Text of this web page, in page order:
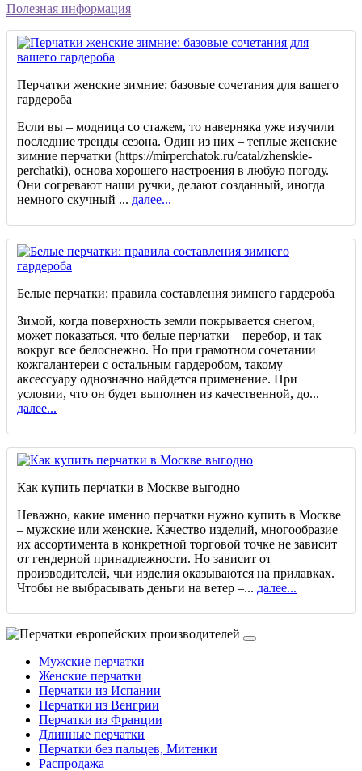
Полезная информация
Перчатки женские зимние: базовые сочетания для вашего
гардероба
Если вы – модница со стажем, то наверняка уже изучили
последние тренды сезона. Один из них – теплые женские
зимние перчатки (https://mirperchatok.ru/catal/zhenskie-
perchatki), основа хорошего настроения в любую погоду.
Они согревают наши ручки, делают созданный, иногда
немного скучный ... далее...
Белые перчатки: правила составления зимнего гардероба
Зимой, когда поверхность земли покрывается снегом,
может показаться, что белые перчатки – перебор, и так
вокруг все белоснежно. Но при грамотном сочетании
кожгалантереи с остальным гардеробом, такому
аксессуару однозначно найдется применение. При
условии, что он будет выполнен из качественной, до...
далее...
Как купить перчатки в Москве выгодно
Неважно, какие именно перчатки нужно купить в Москве
– мужские или женские. Качество изделий, многообразие
их ассортимента в конкретной торговой точке не зависит
от гендерной принадлежности. Но зависит от
производителей, чьи изделия оказываются на прилавках.
Чтобы не выбрасывать деньги на ветер –... далее...
Мужские перчатки
Женские перчатки
Перчатки из Испании
Перчатки из Венгрии
Перчатки из Франции
Длинные перчатки
Перчатки без пальцев, Митенки
Распродажа